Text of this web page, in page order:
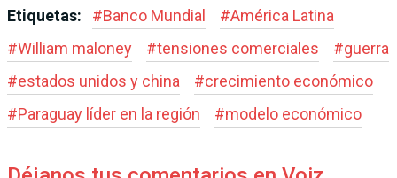
Etiquetas: #Banco Mundial #América Latina
#William maloney #tensiones comerciales #guerra
#estados unidos y china #crecimiento económico
#Paraguay líder en la región #modelo económico